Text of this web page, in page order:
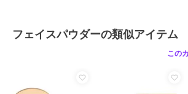
原産国 -
フェイスパウダーの類似アイテム
この